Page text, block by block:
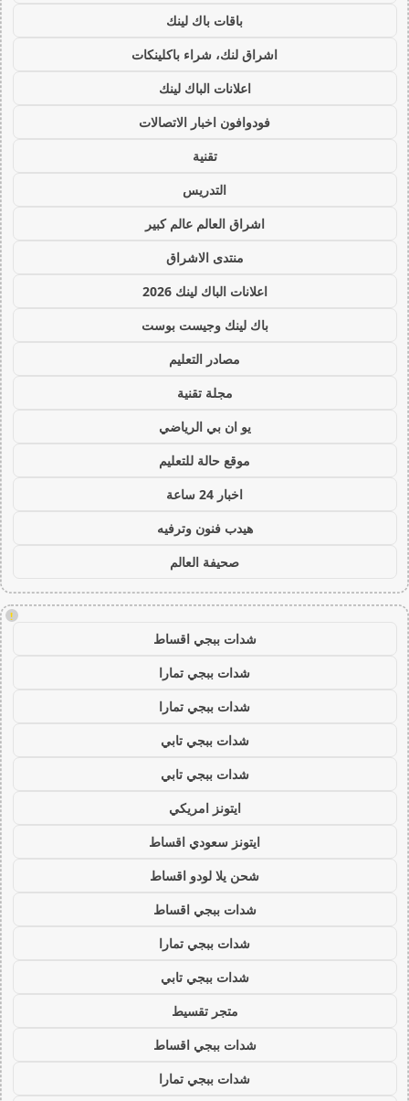
باقات باك لينك
اشراق لنك، شراء باكلينكات
اعلانات الباك لينك
فودوافون اخبار الاتصالات
تقنية
التدريس
اشراق العالم عالم كبير
منتدى الاشراق
اعلانات الباك لينك 2026
باك لينك وجيست بوست
مصادر التعليم
مجلة تقنية
يو ان بي الرياضي
موقع حالة للتعليم
اخبار 24 ساعة
هيدب فنون وترفيه
صحيفة العالم
!
شدات ببجي اقساط
شدات ببجي تمارا
شدات ببجي تمارا
شدات ببجي تابي
شدات ببجي تابي
ايتونز امريكي
ايتونز سعودي اقساط
شحن يلا لودو اقساط
شدات ببجي اقساط
شدات ببجي تمارا
شدات ببجي تابي
متجر تقسيط
شدات ببجي اقساط
شدات ببجي تمارا